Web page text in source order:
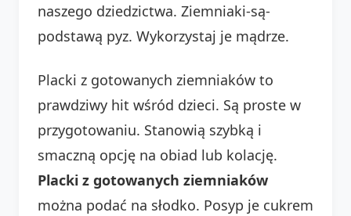
naszego dziedzictwa. Ziemniaki-są-
podstawą pyz. Wykorzystaj je mądrze.
Placki z gotowanych ziemniaków to
prawdziwy hit wśród dzieci. Są proste w
przygotowaniu. Stanowią szybką i
smaczną opcję na obiad lub kolację.
Placki z gotowanych ziemniaków
można podać na słodko. Posyp je cukrem